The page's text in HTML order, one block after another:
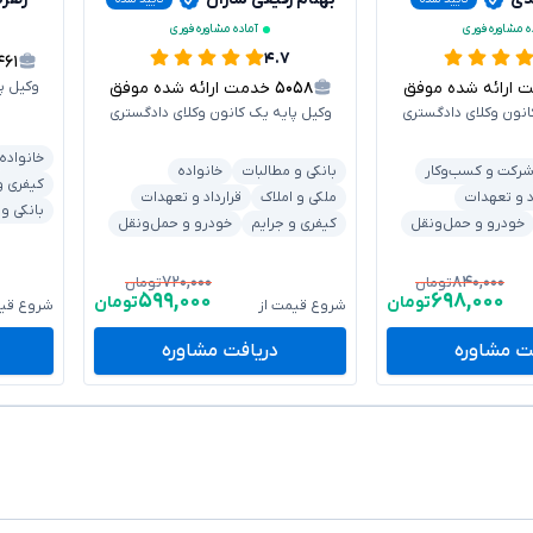
مشاوره فوری
شده موفق
وکلای دادگستری
شرکت و کسب‌وکار
و تعهدات
خودرو و حمل‌ونقل
۸۴۰,۰۰۰تومان
۶۹۸,۰۰۰تومان
مشاوره
آماده مشاوره فوری
۴.۷
۵۰۵۸ خدمت ارائه شده موفق
وکیل پایه یک کانون وکلای دادگستری
بانکی و مطالبات
خانواده
ملکی و املاک
قرارداد و تعهدات
کیفری و جرایم
خودرو و حمل‌ونقل
شروع قیمت از
۷۲۰,۰۰۰تومان
۵۹۹,۰۰۰تومان
دریافت مشاوره
وکیل
خانواده
کیفری
بانکی
شروع